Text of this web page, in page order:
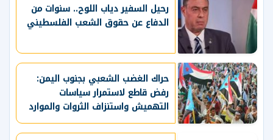
رحيل السفير دياب اللوح.. سنوات من
الدفاع عن حقوق الشعب الفلسطيني
حراك الغضب الشعبي بجنوب اليمن:
رفض قاطع لاستمرار سياسات
التهميش واستنزاف الثروات والموارد
الحيوية